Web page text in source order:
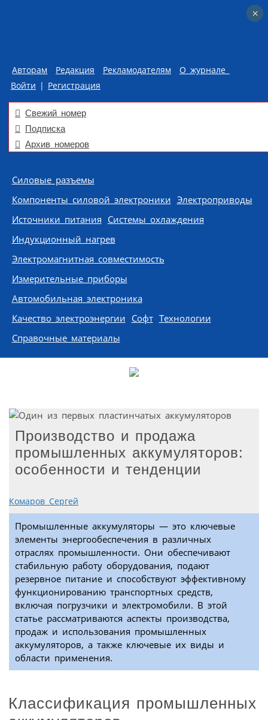
Авторам Редакция Рекламодателям
О журнале
Войти | Регистрация
Свежий номер
Подписка
Архив номеров
Skip to content
Силовые разъемы
Компоненты силовой электроники Электроприводы
Источники питания Системы охлаждения
Индукционный нагрев
Электромагнитная совместимость
Измерительные приборы
Автомобильная электроника
Качество электроэнергии Софт Технологии
Справочные материалы
Производство и продажа
промышленных аккумуляторов:
особенности и тенденции
Комаров Сергей
Промышленные аккумуляторы — это ключевые
элементы энергообеспечения в различных
отраслях промышленности. Они обеспечивают
стабильную работу оборудования, подают
резервное питание и способствуют эффективному
функционированию транспортных средств,
включая погрузчики и электромобили. В этой
статье рассматриваются аспекты производства,
продаж и использования промышленных
аккумуляторов, а также ключевые их виды и
области применения.
Классификация промышленных
×
×